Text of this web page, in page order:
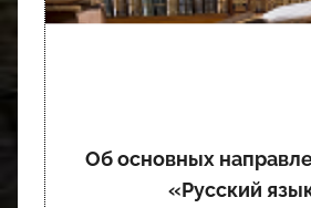
Об основных
«Русский